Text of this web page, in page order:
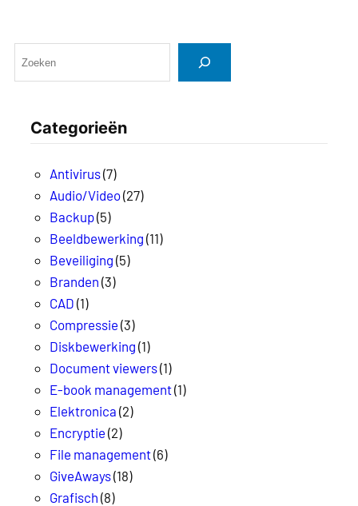
Categorieën
Antivirus(7)
Audio/Video(27)
Backup(5)
Beeldbewerking (11)
Beveiliging (5)
Branden (3)
CAD (1)
Compressie (3)
Diskbewerking (1)
Document viewers(1)
E-book management(1)
Elektronica (2)
Encryptie (2)
File management(6)
GiveAways(18)
Grafisch (8)